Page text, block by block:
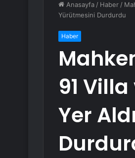
Anasayfa / Haber /
Yürütmesini Durdurdu
Haber
91
Yer